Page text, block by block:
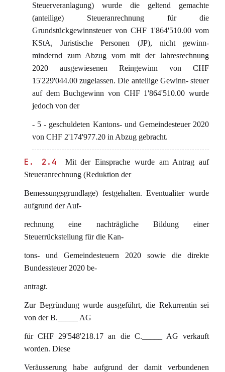
Steuerveranlagung) wurde die geltend gemachte
(anteilige) Steueranrechnung für die
Grundstückgewinnsteuer von CHF 1'864'510.00 vom
KStA, Juristische Personen (JP), nicht gewinn-
mindernd zum Abzug vom mit der Jahresrechnung
2020 ausgewiesenen Reingewinn von CHF
15'229'044.00 zugelassen. Die anteilige Gewinn- steuer
auf dem Buchgewinn von CHF 1'864'510.00 wurde
jedoch von der
- 5 - geschuldeten Kantons- und Gemeindesteuer 2020
von CHF 2'174'977.20 in Abzug gebracht.
E. 2.4
Mit der Einsprache wurde am Antrag auf
Steueranrechnung (Reduktion der
Bemessungsgrundlage) festgehalten. Eventualiter wurde
aufgrund der Auf-
rechnung eine nachträgliche Bildung einer
Steuerrückstellung für die Kan-
tons- und Gemeindesteuern 2020 sowie die direkte
Bundessteuer 2020 be-
antragt.
Zur Begründung wurde ausgeführt, die Rekurrentin sei
von der B._____ AG
für CHF 29'548'218.17 an die C._____ AG verkauft
worden. Diese
Veräusserung habe aufgrund der damit verbundenen